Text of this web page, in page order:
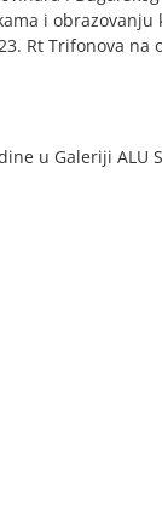
i
Rt Trifonova na
u Galeriji ALU